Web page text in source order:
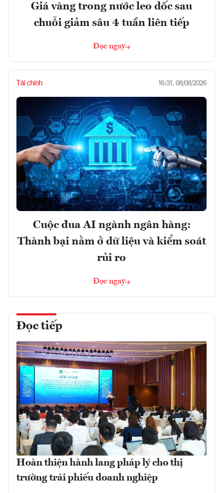
Giá vàng trong nước leo dốc sau
chuỗi giảm sâu 4 tuần liên tiếp
Đọc ngay
Tài chính 16:31, 08/08/2026
Cuộc đua AI ngành ngân hàng:
Thành bại nằm ở dữ liệu và kiểm soát
rủi ro
Đọc ngay
Đọc tiếp
Hoàn thiện hành lang pháp lý cho thị
trường trái phiếu doanh nghiệp